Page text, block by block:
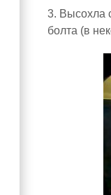
3. Высохла
болта (в